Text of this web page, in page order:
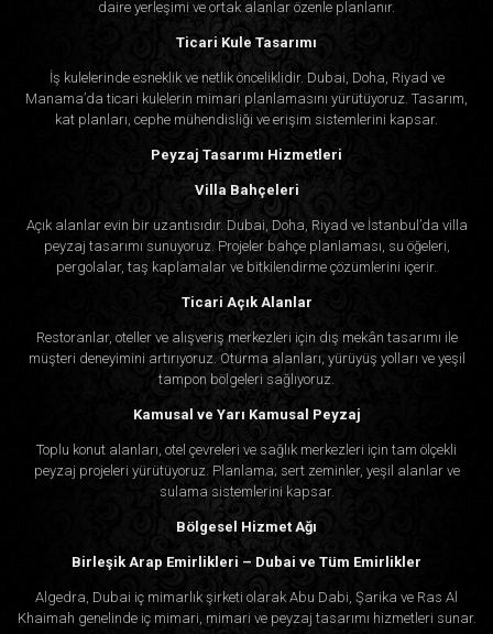
özel tercihlerinizi ve gereksinimlerinizi karşılayacak
şekilde uyarlamaya zaman ayırıyoruz.
8. Hayallerinizi Gerçeğe Dönüştürün
Algedra ile sarayınızın dış cephesini tarzınızı ve
ihtişamınızı yansıtan gerçek bir şahesere
dönüştürebilirsiniz. Sarayınızı bir sanat eserine
dönüştürme yolunda ilk adımı atmak için bugün
bizimle iletişime geçin.
Saray dış tasarım ihtiyaçlarınız için Algedra'yı seçin
ve uzmanlığın, yaratıcılığın ve özverinin
yaratabileceği farkı deneyimleyin.
Sarayınızın dış cephesinin güzelliğini ve zarafetini
bir arada geliştirmek içinbugün bizimle iletişime
daire yerleşimi ve ortak alanlar özenle planlanır.
Ticari Kule Tasarımı
İş kulelerinde esneklik ve netlik önceliklidir. Dubai, Doha, Riyad ve
Manama’da ticari kulelerin mimari planlamasını yürütüyoruz. Tasarım,
kat planları, cephe mühendisliği ve erişim sistemlerini kapsar.
Peyzaj Tasarımı Hizmetleri
Villa Bahçeleri
Açık alanlar evin bir uzantısıdır. Dubai, Doha, Riyad ve İstanbul’da villa
peyzaj tasarımı sunuyoruz. Projeler bahçe planlaması, su öğeleri,
pergolalar, taş kaplamalar ve bitkilendirme çözümlerini içerir.
Ticari Açık Alanlar
Restoranlar, oteller ve alışveriş merkezleri için dış mekân tasarımı ile
müşteri deneyimini artırıyoruz. Oturma alanları, yürüyüş yolları ve yeşil
tampon bölgeleri sağlıyoruz.
Kamusal ve Yarı Kamusal Peyzaj
Toplu konut alanları, otel çevreleri ve sağlık merkezleri için tam ölçekli
peyzaj projeleri yürütüyoruz. Planlama; sert zeminler, yeşil alanlar ve
sulama sistemlerini kapsar.
Bölgesel Hizmet Ağı
Birleşik Arap Emirlikleri – Dubai ve Tüm Emirlikler
Algedra, Dubai iç mimarlık şirketi olarak Abu Dabi, Şarika ve Ras Al
Khaimah genelinde iç mimari, mimari ve peyzaj tasarımı hizmetleri sunar.